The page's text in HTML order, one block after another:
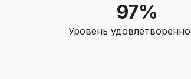
97%
Уровень